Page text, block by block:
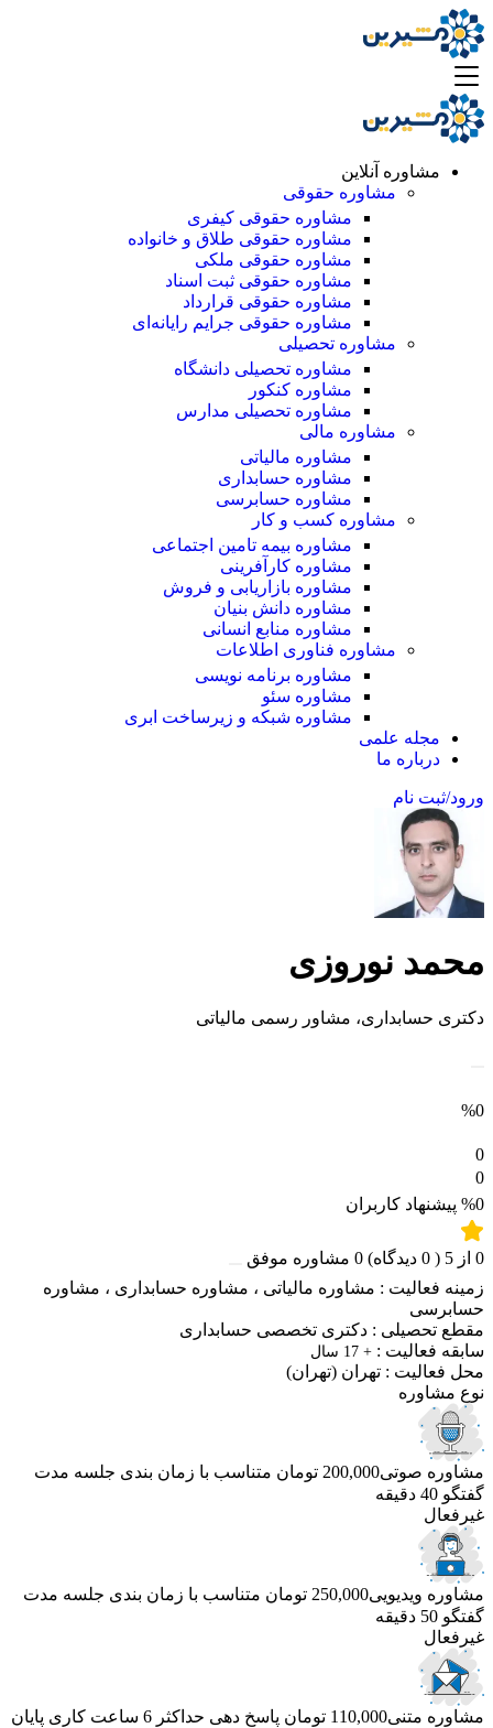
مشاوره آنلاین
مشاوره حقوقی
مشاوره حقوقی کیفری
مشاوره حقوقی طلاق و خانواده
مشاوره حقوقی ملکی
مشاوره حقوقی ثبت اسناد
مشاوره حقوقی قرارداد
مشاوره حقوقی جرایم رایانه‌ای
مشاوره تحصیلی
مشاوره تحصیلی دانشگاه
مشاوره کنکور
مشاوره تحصیلی مدارس
مشاوره مالی
مشاوره مالیاتی
مشاوره حسابداری
مشاوره حسابرسی
مشاوره کسب و کار
مشاوره بیمه تامین اجتماعی
مشاوره کارآفرینی
مشاوره بازاریابی و فروش
مشاوره دانش بنیان
مشاوره منابع انسانی
مشاوره فناوری اطلاعات
مشاوره برنامه نویسی
مشاوره سئو
مشاوره شبکه و زیرساخت ابری
مجله علمی
درباره ما
ورود/ثبت نام
محمد نوروزی
دکتری حسابداری، مشاور رسمی مالیاتی
%0
0
0
%0 پیشنهاد کاربران
0 از 5
(
0 دیدگاه) 0 مشاوره موفق
زمینه فعالیت : مشاوره مالیاتی ، مشاوره حسابداری ، مشاوره
حسابرسی
مقطع تحصیلی : دکتری تخصصی حسابداری
سابقه فعالیت : + 17 سال
محل فعالیت : تهران (تهران)
نوع مشاوره
مشاوره صوتی200,000 تومان متناسب با زمان بندی جلسه مدت
گفتگو 40 دقیقه
غیرفعال
مشاوره ویدیویی250,000 تومان متناسب با زمان بندی جلسه مدت
گفتگو 50 دقیقه
غیرفعال
مشاوره متنی110,000 تومان پاسخ دهی حداکثر 6 ساعت کاری
پایان